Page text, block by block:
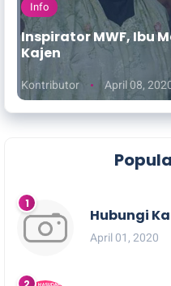
Info
Inspirator MWF, Ibu
Kajen
Kontributor April 08,
Hubungi
April 01, 2020